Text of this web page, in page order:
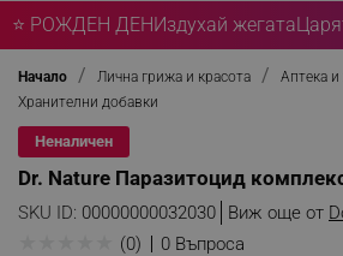
⭐ РОЖДЕН ДЕНИздухай жегата
Начало Лична грижа и красота
Аптека
Хранителни добавки
Неналичен
Dr. Nature Паразитоцид
SKU ID: 00000000032030 Виж още от
(0) 0 Въпроса